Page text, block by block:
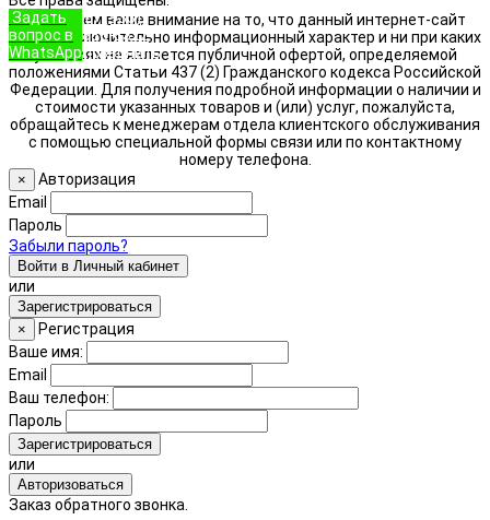
Обращаем ваше внимание на то, что данный интернет-сайт
носит исключительно информационный характер и ни при каких
условиях не является публичной офертой, определяемой
положениями Статьи 437 (2) Гражданского кодекса Российской
Федерации. Для получения подробной информации о наличии и
стоимости указанных товаров и (или) услуг, пожалуйста,
обращайтесь к менеджерам отдела клиентского обслуживания
с помощью специальной формы связи или по контактному
номеру телефона.
Задать
вопрос в
WhatsApp
+7 (933)
888-8322
Позвонить
×
Авторизация
Email
Пароль
Забыли пароль?
Войти в Личный кабинет
или
Зарегистрироваться
×
Регистрация
Ваше имя:
Email
Ваш телефон:
Пароль
Зарегистрироваться
или
Авторизоваться
Заказ обратного звонка.